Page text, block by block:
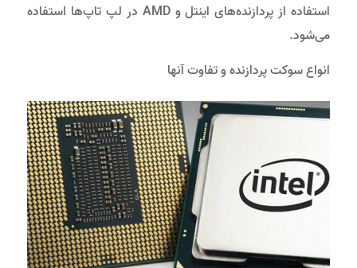
استفاده از پردازنده‌های اینتل و AMD در لپ تاپ‌ها استفاده
می‌شود.
انواع سوکت پردازنده و تفاوت آنها